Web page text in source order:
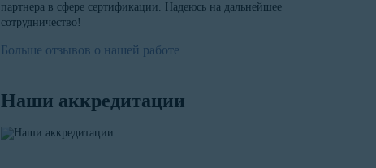
партнера в сфере сертификации. Надеюсь на дальнейшее
сотрудничество!
Больше отзывов о нашей работе
Наши аккредитации